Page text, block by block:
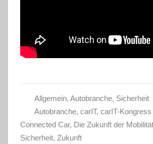
Allgemein, Autobranche, Sicherheit
Autobranche, carIT, carIT-Kongress
Connected Car, Die Zukunft der Mobilität
Sicherheit, Zukunft